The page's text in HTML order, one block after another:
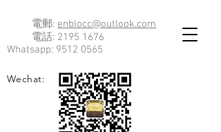
電郵: enblocc@outlook.com
電話: 2195 1676
Whatsapp: 9512 0565
Wechat: